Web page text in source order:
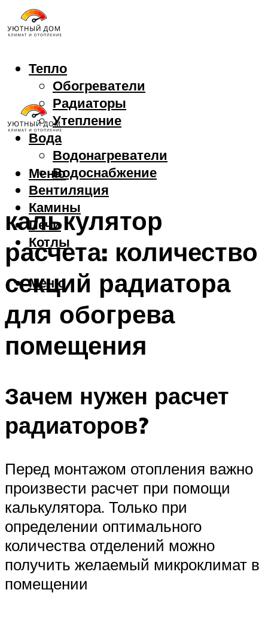
Тепло
Обогреватели
Радиаторы
Утепление
Вода
Водонагреватели
Водоснабжение
Вентиляция
Камины
Печи
Котлы
Меню
Меню
калькулятор
расчета: количество
секций радиатора
для обогрева
помещения
Зачем нужен расчет
радиаторов?
Перед монтажом отопления важно
произвести расчет при помощи
калькулятора. Только при
определении оптимального
количества отделений можно
получить желаемый микроклимат в
помещении